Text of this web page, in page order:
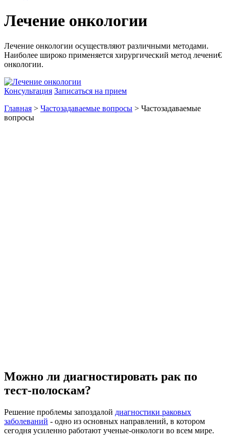
Лечение онкологии
Лечение онкологии осуществляют различными методами.
Наиболее широко применяется хирургический метод лечени€
онкологии.
Консультация Записаться на прием
Главная > Частозадаваемые вопросы > Частозадаваемые
вопросы
Можно ли диагностировать рак по
тест-полоскам?
Решение проблемы запоздалой диагностики раковых
заболеваний - одно из основных направлений, в котором
сегодня усиленно работают ученые-онкологи во всем мире.